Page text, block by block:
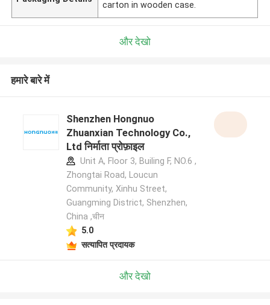
carton in wooden case.
और देखो
हमारे बारे में
Shenzhen Hongnuo
Zhuanxian Technology Co.,
Ltd निर्माता प्रोफ़ाइल
Unit A, Floor 3, Builing F, NO.6 ,
Zhongtai Road, Loucun
Community, Xinhu Street,
Guangming District, Shenzhen,
China ,चीन
5.0
सत्यापित प्रदायक
और देखो